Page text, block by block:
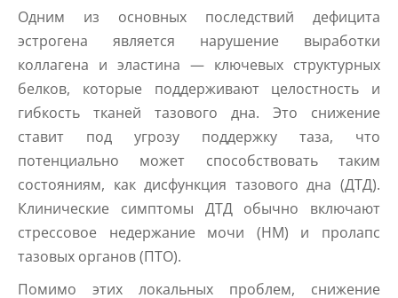
Одним из основных последствий дефицита
эстрогена является нарушение выработки
коллагена и эластина — ключевых структурных
белков, которые поддерживают целостность и
гибкость тканей тазового дна. Это снижение
ставит под угрозу поддержку таза, что
потенциально может способствовать таким
состояниям, как дисфункция тазового дна (ДТД).
Клинические симптомы ДТД обычно включают
стрессовое недержание мочи (НМ) и пролапс
тазовых органов (ПТО).
Помимо этих локальных проблем, снижение